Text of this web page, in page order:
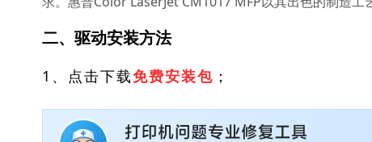
二、驱动安装方法
1、点击下载免费安装包 ；